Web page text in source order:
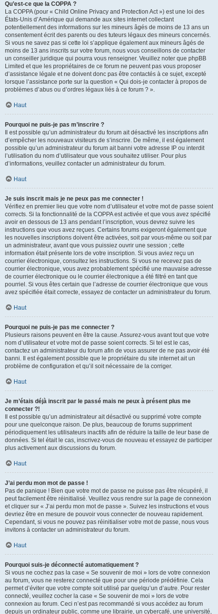
Qu’est-ce que la COPPA ?
La COPPA (pour « Child Online Privacy and Protection Act ») est une loi des
États-Unis d’Amérique qui demande aux sites internet collectant
potentiellement des informations sur les mineurs âgés de moins de 13 ans un
consentement écrit des parents ou des tuteurs légaux des mineurs concernés.
Si vous ne savez pas si cette loi s’applique également aux mineurs âgés de
moins de 13 ans inscrits sur votre forum, nous vous conseillons de contacter
un conseiller juridique qui pourra vous renseigner. Veuillez noter que phpBB
Limited et que les propriétaires de ce forum ne peuvent pas vous proposer
d’assistance légale et ne doivent donc pas être contactés à ce sujet, excepté
lorsque l’assistance porte sur la question « Qui dois-je contacter à propos de
problèmes d’abus ou d’ordres légaux liés à ce forum ? ».
Haut
Pourquoi ne puis-je pas m’inscrire ?
Il est possible qu’un administrateur du forum ait désactivé les inscriptions afin
d’empêcher les nouveaux visiteurs de s’inscrire. De même, il est également
possible qu’un administrateur du forum ait banni votre adresse IP ou interdit
l’utilisation du nom d’utilisateur que vous souhaitez utiliser. Pour plus
d’informations, veuillez contacter un administrateur du forum.
Haut
Je suis inscrit mais je ne peux pas me connecter !
Vérifiez en premier lieu que votre nom d’utilisateur et votre mot de passe soient
corrects. Si la fonctionnalité de la COPPA est activée et que vous avez spécifié
avoir en dessous de 13 ans pendant l’inscription, vous devrez suivre les
instructions que vous avez reçues. Certains forums exigeront également que
les nouvelles inscriptions doivent être activées, soit par vous-même ou soit par
un administrateur, avant que vous puissiez ouvrir une session ; cette
information était présente lors de votre inscription. Si vous aviez reçu un
courrier électronique, consultez les instructions. Si vous ne recevez pas de
courrier électronique, vous avez probablement spécifié une mauvaise adresse
de courrier électronique ou le courrier électronique a été filtré en tant que
pourriel. Si vous êtes certain que l’adresse de courrier électronique que vous
avez spécifiée était correcte, essayez de contacter un administrateur du forum.
Haut
Pourquoi ne puis-je pas me connecter ?
Plusieurs raisons peuvent en être la cause. Assurez-vous avant tout que votre
nom d’utilisateur et votre mot de passe soient corrects. Si tel est le cas,
contactez un administrateur du forum afin de vous assurer de ne pas avoir été
banni. Il est également possible que le propriétaire du site internet ait un
problème de configuration et qu’il soit nécessaire de la corriger.
Haut
Je m’étais déjà inscrit par le passé mais ne peux à présent plus me
connecter ?!
Il est possible qu’un administrateur ait désactivé ou supprimé votre compte
pour une quelconque raison. De plus, beaucoup de forums suppriment
périodiquement les utilisateurs inactifs afin de réduire la taille de leur base de
données. Si tel était le cas, inscrivez-vous de nouveau et essayez de participer
plus activement aux discussions du forum.
Haut
J’ai perdu mon mot de passe !
Pas de panique ! Bien que votre mot de passe ne puisse pas être récupéré, il
peut facilement être réinitialisé. Veuillez vous rendre sur la page de connexion
et cliquer sur « J’ai perdu mon mot de passe ». Suivez les instructions et vous
devriez être en mesure de pouvoir vous connecter de nouveau rapidement.
Cependant, si vous ne pouvez pas réinitialiser votre mot de passe, nous vous
invitons à contacter un administrateur du forum.
Haut
Pourquoi suis-je déconnecté automatiquement ?
Si vous ne cochez pas la case « Se souvenir de moi » lors de votre connexion
au forum, vous ne resterez connecté que pour une période prédéfinie. Cela
permet d’éviter que votre compte soit utilisé par quelqu’un d’autre. Pour rester
connecté, veuillez cocher la case « Se souvenir de moi » lors de votre
connexion au forum. Ceci n’est pas recommandé si vous accédez au forum
depuis un ordinateur public, comme une librairie, un cybercafé, une université,